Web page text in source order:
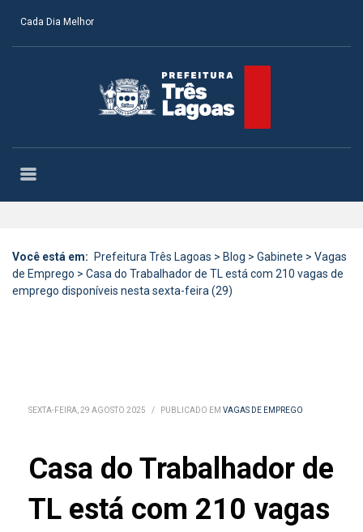
Cada Dia Melhor
Você está em: Prefeitura Três Lagoas > Blog > Gabinete > Vagas
de Emprego > Casa do Trabalhador de TL está com 210 vagas de
emprego disponíveis nesta sexta-feira (29)
SEXTA-FEIRA, 29 AGOSTO 2025 / PUBLICADO EM VAGAS DE EMPREGO
Casa do Trabalhador de
TL está com 210 vagas